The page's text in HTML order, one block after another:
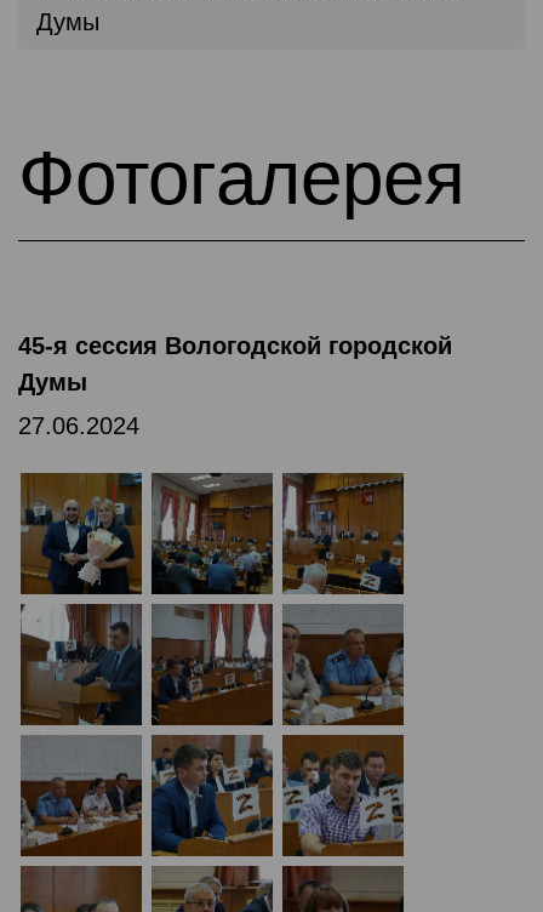
Думы
Фотогалерея
45-я сессия Вологодской городской
Думы
27.06.2024